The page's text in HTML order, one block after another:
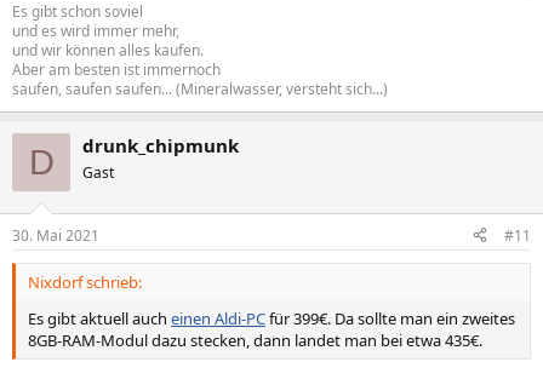
Es gibt schon soviel
und es wird immer mehr,
und wir können alles kaufen.
Aber am besten ist immernoch
saufen, saufen saufen... (Mineralwasser, versteht sich...)
D drunk_chipmunk
Gast
30. Mai 2021 #11
Nixdorf schrieb:
Es gibt aktuell auch einen Aldi-PCfür 399€. Da sollte man ein zweites
8GB-RAM-Modul dazu stecken, dann landet man bei etwa 435€.